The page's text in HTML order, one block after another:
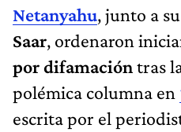
Netanyahu, junto a
Saar, ordenaron
por difamacióntras
polémica columna en
escrita por el